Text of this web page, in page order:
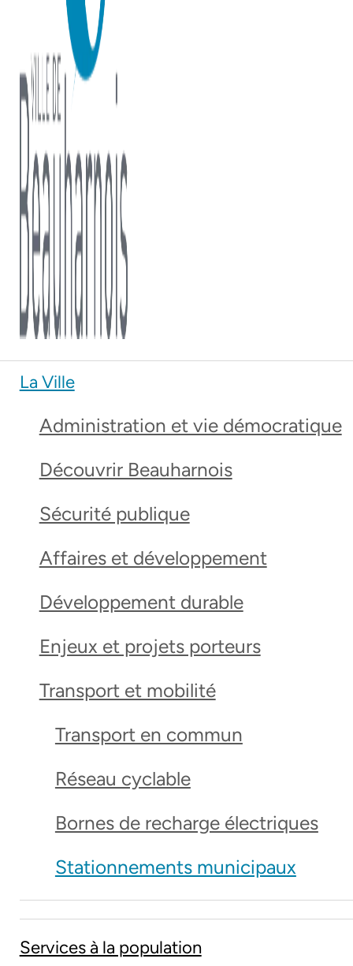
La Ville
Administration et vie démocratique
Découvrir Beauharnois
Sécurité publique
Affaires et développement
Développement durable
Enjeux et projets porteurs
Transport et mobilité
Transport en commun
Réseau cyclable
Bornes de recharge électriques
Stationnements municipaux
Services à la population